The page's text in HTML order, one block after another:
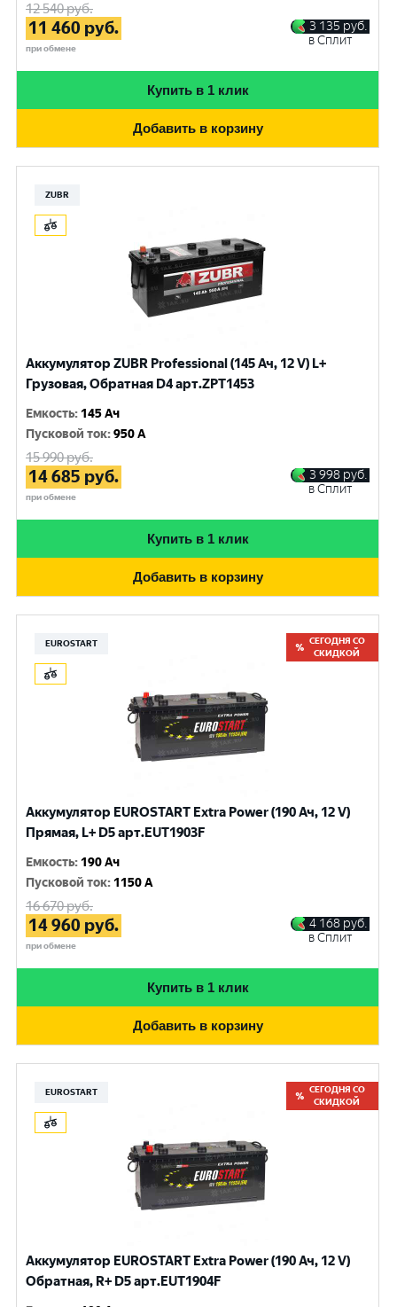
12 540руб.
11 460 руб.
при обмене
3 135 руб.
в Сплит
Купить в 1 клик
Добавить в корзину
ZUBR
Аккумулятор ZUBR Professional (145 Ач, 12 V) L+
Грузовая, Обратная D4 арт.ZPT1453
Емкость: 145 Ач
Пусковой ток:950 A
15 990руб.
14 685 руб.
при обмене
3 998 руб.
в Сплит
Купить в 1 клик
Добавить в корзину
EUROSTART
СЕГОДНЯ СО
СКИДКОЙ
Аккумулятор EUROSTART Extra Power (190 Ач, 12 V)
Прямая, L+ D5 арт.EUT1903F
Емкость: 190 Ач
Пусковой ток: 1150 A
16 670руб.
14 960 руб.
при обмене
4 168 руб.
в Сплит
Купить в 1 клик
Добавить в корзину
EUROSTART
СЕГОДНЯ СО
СКИДКОЙ
Аккумулятор EUROSTART Extra Power (190 Ач, 12 V)
Обратная, R+ D5 арт.EUT1904F